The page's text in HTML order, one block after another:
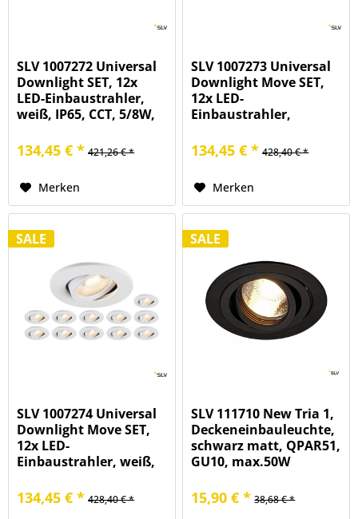
SLV 1007272 Universal
Downlight SET, 12x
LED-Einbaustrahler,
weiß, IP65, CCT, 5/8W,
134,45 € * 421,26 € *
Merken
SLV 1007273 Universal
Downlight Move SET,
12x LED-
Einbaustrahler,
27/3/4/6K
134,45 € * 428,40 € *
Merken
SALE
SLV 1007274 Universal
Downlight Move SET,
12x LED-
Einbaustrahler, weiß,
134,45 € * 428,40 € *
SALE
SLV 111710 New Tria 1,
Deckeneinbauleuchte,
schwarz matt, QPAR51,
GU10, max.50W
15,90 € * 38,68 € *